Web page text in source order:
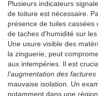
Plusieurs indicateurs
de toiture est nécessaire.
présence de tuiles
de taches d'humidité sur
Une usure visible des
la zinguerie, peut
aux intempéries. Il est
l'augmentation des
mauvaise isolation. Un
notamment dans une